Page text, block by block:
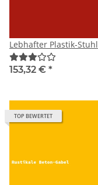
Lebhafter Plastik-Stuhl
153,32 € *
TOP BEWERTET